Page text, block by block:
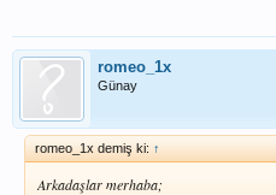
romeo_1x
Günay
romeo_1x demiş ki: ↑
Arkadaşlar merhaba;